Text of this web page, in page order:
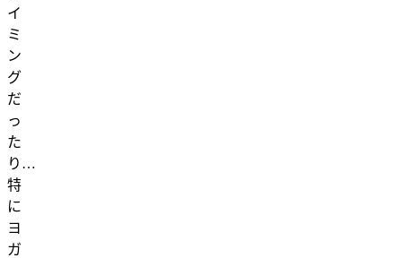
イ
ミ
ン
グ
だ
っ
た
り…
特
に
ヨ
ガ